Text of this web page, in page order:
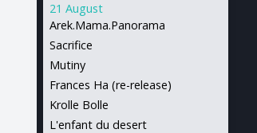
21 August
Arek.Mama.Panorama
Sacrifice
Mutiny
Frances Ha (re-release)
Krolle Bolle
L'enfant du desert